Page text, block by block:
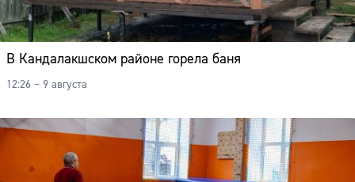
В Кандалакшском районе горела баня
12:26 – 9 августа